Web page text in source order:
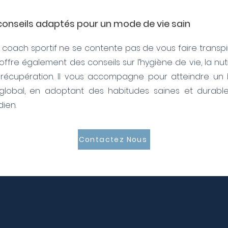
adaptés pour un mode de vie sain
sportif ne se contente pas de vous faire
également des conseils sur l’hygiène de vie, la
Il vous accompagne pour atteindre un
en adoptant des habitudes saines et
Contactez Nous